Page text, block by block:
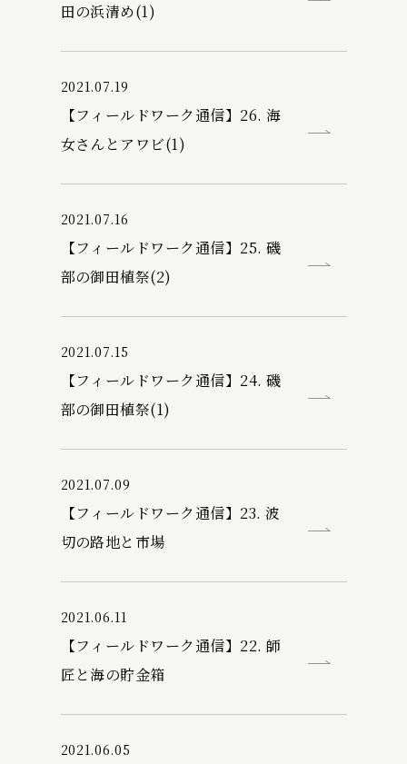
田の浜清め(1)
2021.07.19
【フィールドワーク通信】26. 海
女さんとアワビ(1)
2021.07.16
【フィールドワーク通信】25. 磯
部の御田植祭(2)
2021.07.15
【フィールドワーク通信】24. 磯
部の御田植祭(1)
2021.07.09
【フィールドワーク通信】23. 波
切の路地と市場
2021.06.11
【フィールドワーク通信】22. 師
匠と海の貯金箱
2021.06.05